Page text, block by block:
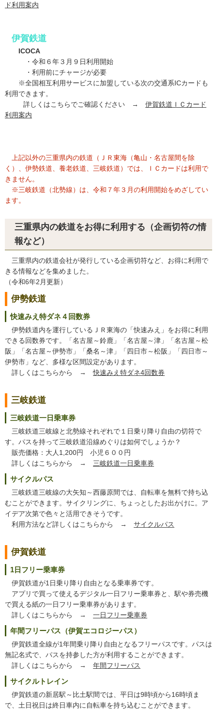
ド利用案内
伊賀鉄道
ICOCA
・令和６年３月９日利用開始
・利用前にチャージが必要
※全国相互利用サービスに加盟している次の交通系ICカードも
利用できます。
詳しくはこちらでご確認ください → 伊賀鉄道ＩＣカード
利用案内
上記以外の三重県内の鉄道（ＪＲ東海（亀山・名古屋間を除
く）、伊勢鉄道、養老鉄道、三岐鉄道）では、ＩＣカードは利用で
きません。
※三岐鉄道（北勢線）は、令和７年３月の利用開始をめざしてい
ます。
三重県内の鉄道をお得に利用する（企画切符の情
報など）
三重県内の鉄道会社が発行している企画切符など、お得に利用で
きる情報などを集めました。
（令和6年2月更新）
伊勢鉄道
快速みえ特ダネ４回数券
伊勢鉄道内を運行しているＪＲ東海の「快速みえ」をお得に利用
できる回数券です。「名古屋～鈴鹿」「名古屋～津」「名古屋～松
阪」「名古屋～伊勢市」「桑名～津」「四日市～松阪」「四日市～
伊勢市」など、多様な区間設定があります。
詳しくはこちらから →快速みえ特ダネ4回数券
三岐鉄道
三岐鉄道一日乗車券
三岐鉄道三岐線と北勢線それぞれで１日乗り降り自由の切符で
す。パスを持って三岐鉄道沿線めぐりは如何でしょうか？
販売価格：大人1,200円 小児６００円
詳しくはこちらから → 三岐鉄道一日乗車券
サイクルパス
三岐鉄道三岐線の大矢知～西藤原間では、自転車を無料で持ち込
むことができます。サイクリングに、ちょっとしたお出かけに。ア
イデア次第で色々と活用できそうです。
利用方法など詳しくはこちらから → サイクルパス
伊賀鉄道
1日フリー乗車券
伊賀鉄道が1日乗り降り自由となる乗車券です。
アプリで買って使えるデジタル一日フリー乗車券と、駅や券売機
で買える紙の一日フリー乗車券があります。
詳しくはこちらから → 一日フリー乗車券
年間フリーパス（伊賀エコロジーパス）
伊賀鉄道全線が1年間乗り降り自由となるフリーパスです。パスは
無記名式で、パスを持参した方が利用することができます。
詳しくはこちらから → 年間フリーパス
サイクルトレイン
伊賀鉄道の新居駅～比土駅間では、平日は9時頃から16時頃ま
で、土日祝日は終日車内に自転車を持ち込むことができます。